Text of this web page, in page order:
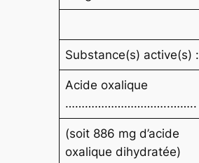
Substance(s) active(s) :
Acide oxalique
…………………………..……..
(soit 886 mg d’acide
oxalique dihydratée)